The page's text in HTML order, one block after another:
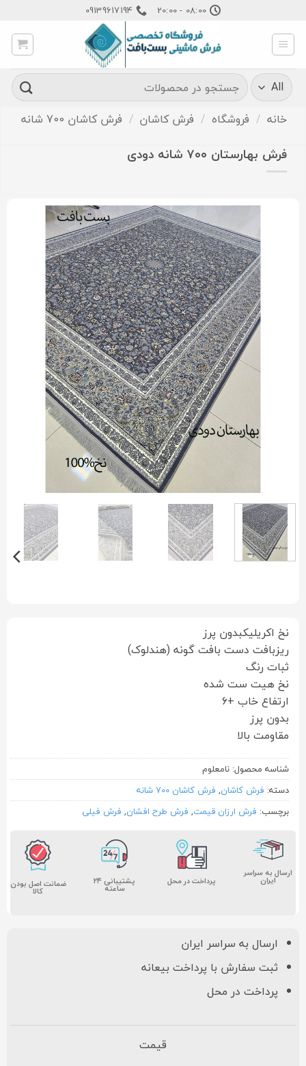
content
08:00 - 20:00
09139617194
جستجو
برای:
خانه / فروشگاه / فرش کاشان / فرش کاشان 700 شانه
فرش بهارستان ۷۰۰ شانه دودی
نخ اکریلیکبدون پرز
ریزبافت دست بافت گونه (هندلوک)
ثبات رنگ
نخ هیت ست شده
ارتفاع خاب +۶
بدون پرز
مقاومت بالا
شناسه محصول: نامعلوم
دسته: فرش کاشان, فرش کاشان 700 شانه
برچسب: فرش ارزان قیمت, فرش طرح افشان, فرش فیلی
ارسال به سراسر
ایران پرداخت در محل پشتیبانی ۲۴
ساعته ضمانت اصل بودن
کالا
ارسال به سراسر ایران
ثبت سفارش با پرداخت بیعانه
پرداخت در محل
قیمت